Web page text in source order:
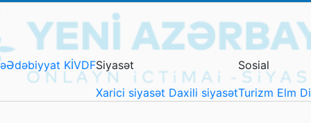
Ədəbiyyat KİVDFSiyasət
Xarici siyasət Daxili siyasət
Sosial
Turizm Elm